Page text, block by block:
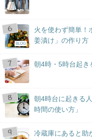
BLOG
火を使わず簡単！
姜漬け」の作り方
朝4時・5時台起き
朝4時台に起きる
時間の使い方」
冷蔵庫にあると助